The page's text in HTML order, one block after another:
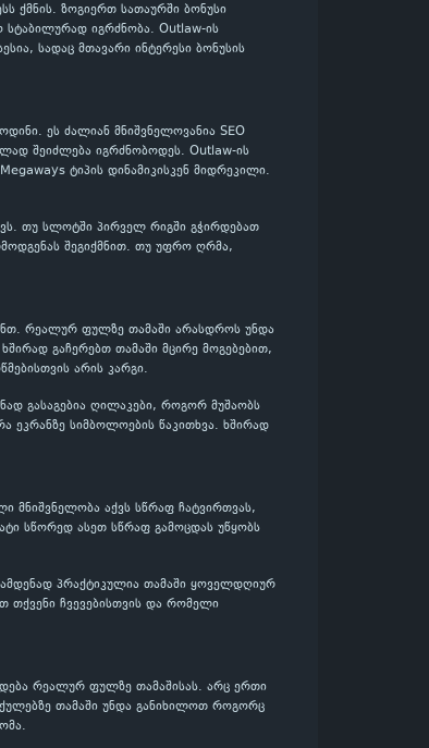
ქმნის. ზოგიერთ სათაურში ბონუსი
იგრძნობა. Outlaw-ის
სადაც მთავარი ინტერესი ბონუსის
ეს ძალიან მნიშვნელოვანია SEO
შეიძლება იგრძნობოდეს. Outlaw-ის
ტიპის დინამიკისკენ მიდრეკილი.
თუ სლოტში პირველ რიგში გჭირდებათ
შეგიქმნით. თუ უფრო ღრმა,
რეალურ ფულზე თამაში არასდროს უნდა
გაჩერებთ თამაში მცირე მოგებებით,
არის კარგი.
გასაგებია ღილაკები, როგორ მუშაობს
სიმბოლოების წაკითხვა. ხშირად
მნიშვნელობა აქვს სწრაფ ჩატვირთვას,
სწორედ ასეთ სწრაფ გამოცდას უწყობს
პრაქტიკულია თამაში ყოველდღიურ
თქვენი ჩვევებისთვის და რომელი
რეალურ ფულზე თამაშისას. არც ერთი
ქულებზე თამაში უნდა განიხილოთ როგორც